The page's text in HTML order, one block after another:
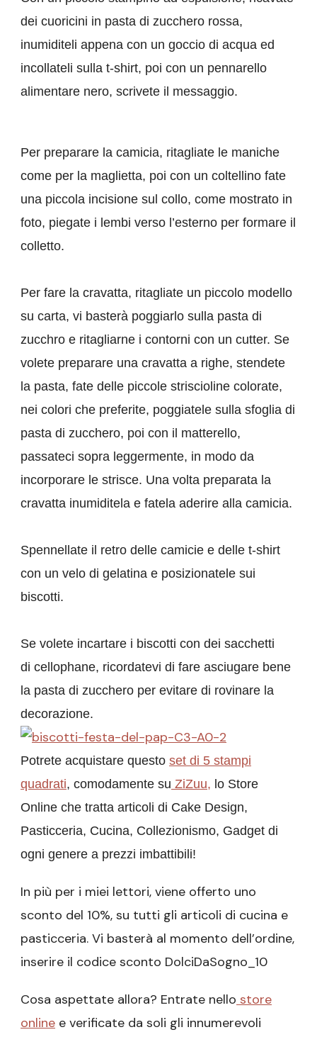
dei cuoricini in pasta di zucchero rossa,
inumiditeli appena con un goccio di acqua ed
incollateli sulla t-shirt, poi con un pennarello
alimentare nero, scrivete il messaggio.
Per preparare la camicia, ritagliate le maniche
come per la maglietta, poi con un coltellino fate
una piccola incisione sul collo, come mostrato in
foto, piegate i lembi verso l’esterno per formare il
colletto.
Per fare la cravatta, ritagliate un piccolo modello
su carta, vi basterà poggiarlo sulla pasta di
zucchro e ritagliarne i contorni con un cutter. Se
volete preparare una cravatta a righe, stendete
la pasta, fate delle piccole striscioline colorate,
nei colori che preferite, poggiatele sulla sfoglia di
pasta di zucchero, poi con il matterello,
passateci sopra leggermente, in modo da
incorporare le strisce. Una volta preparata la
cravatta inumiditela e fatela aderire alla camicia.
Spennellate il retro delle camicie e delle t-shirt
con un velo di gelatina e posizionatele sui
biscotti.
Se volete incartare i biscotti con dei sacchetti
di cellophane, ricordatevi di fare asciugare bene
la pasta di zucchero per evitare di rovinare la
decorazione.
Potrete acquistare questo set di 5 stampi
quadrati, comodamente su ZiZuu, lo Store
Online che tratta articoli di Cake Design,
Pasticceria, Cucina, Collezionismo, Gadget di
ogni genere a prezzi imbattibili!
In più per i miei lettori, viene offerto uno
sconto del 10%, su tutti gli articoli di cucina e
pasticceria. Vi basterà al momento dell’ordine,
inserire il codice sconto DolciDaSogno_10
Cosa aspettate allora? Entrate nello store
online e verificate da soli gli innumerevoli